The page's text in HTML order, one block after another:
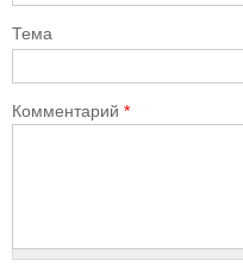
Тема
Комментарий *